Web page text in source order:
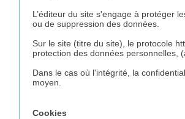
L’éditeur du site s'engage à protéger
ou de suppression des données.
Sur le site (titre du site), le protocole
protection des données personnelles,
Dans le cas où l'intégrité, la
moyen.
Cookies